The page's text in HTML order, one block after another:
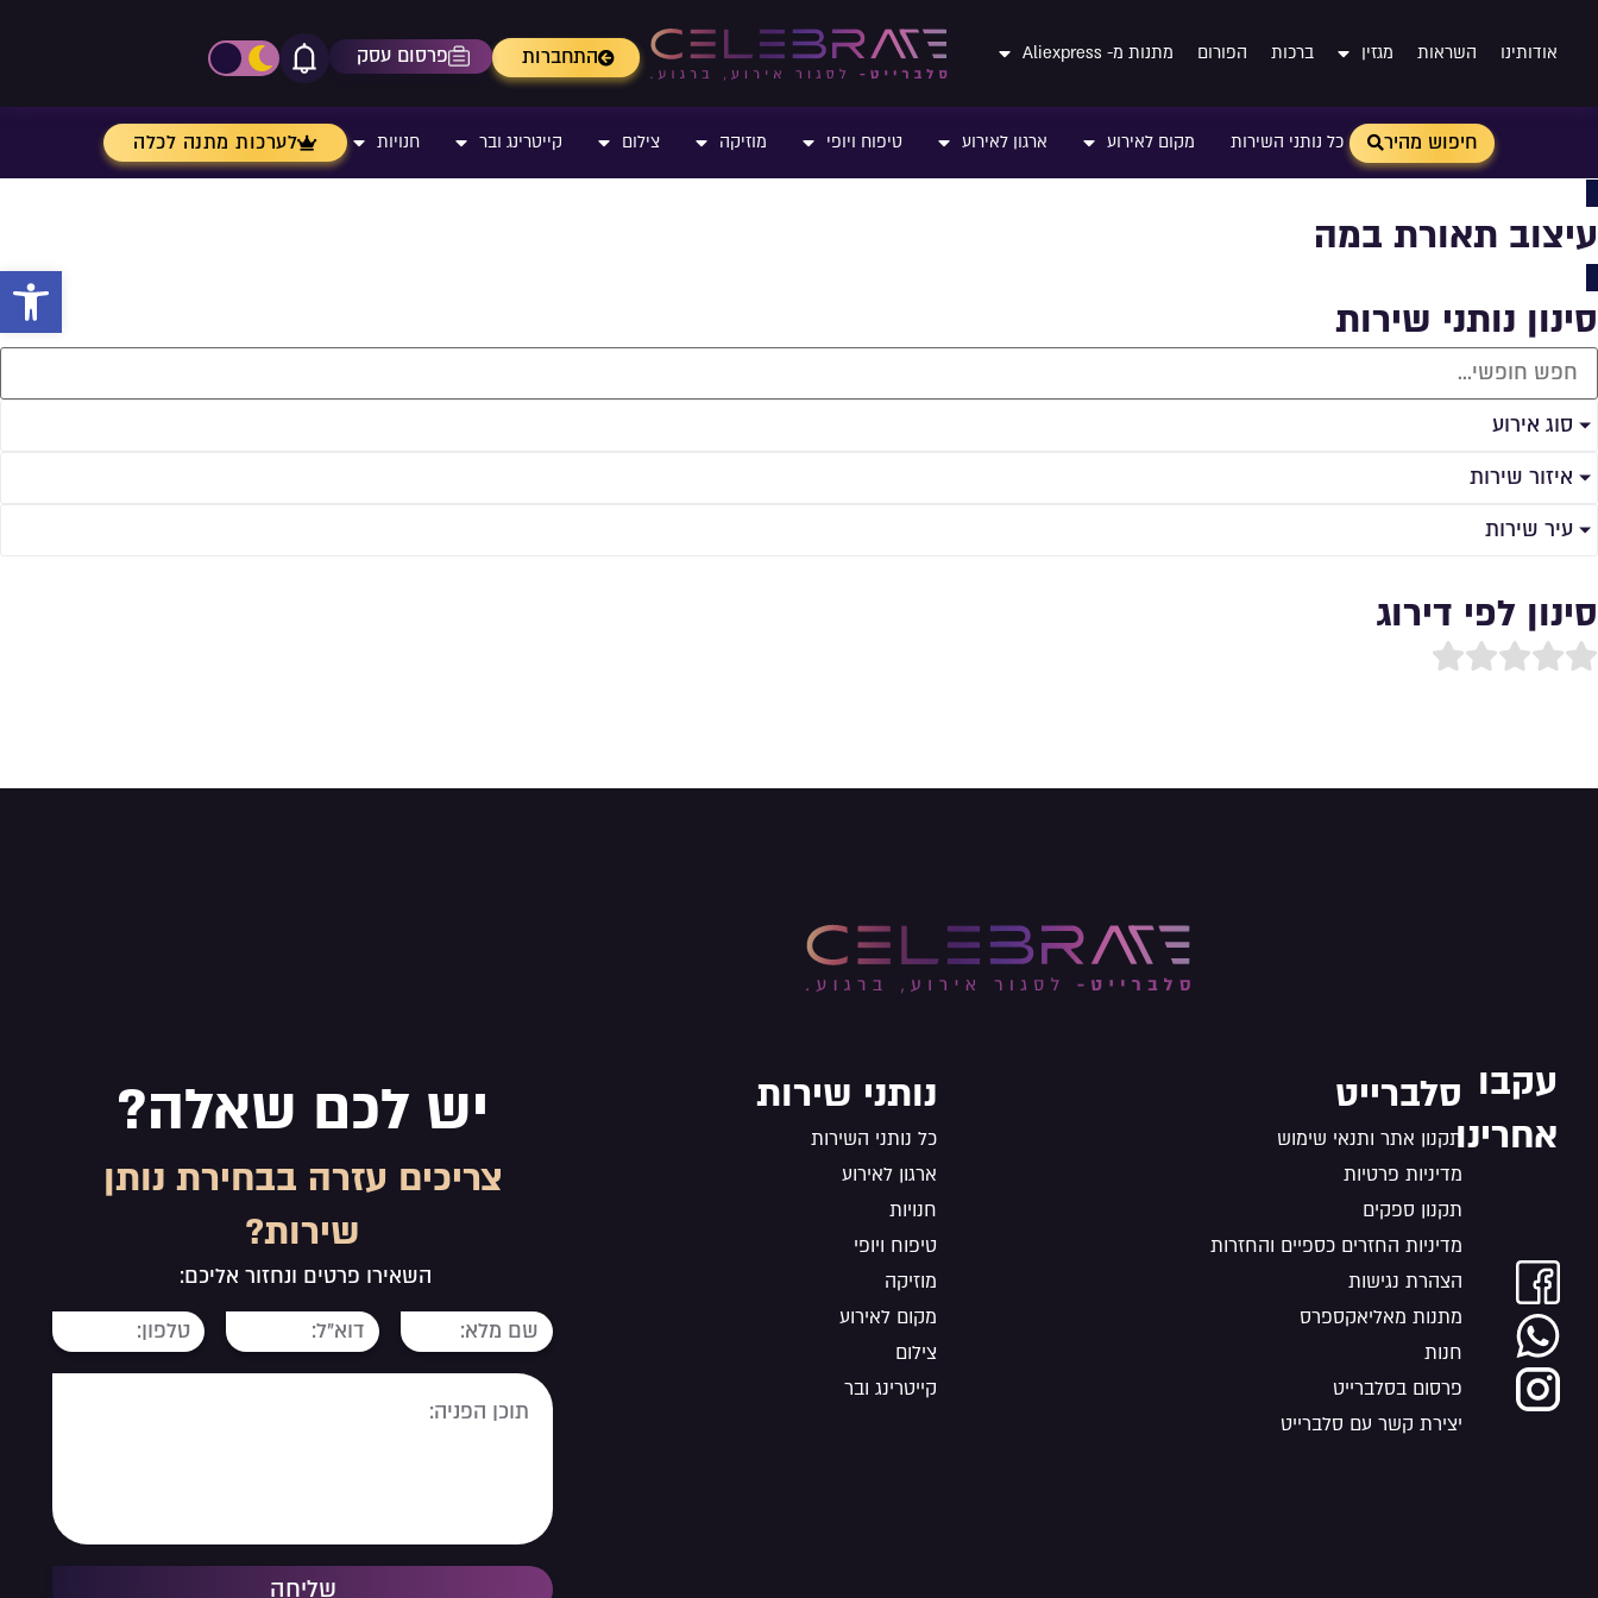
התחברות פרסום עסק
פתיחת\סגירת מרכז
אייקון פעמון
אודותינו השראות מגזין ברכות הפורום מתנות מ- Aliexpress
חיפוש מהיר כל נותני השירות מקום לאירוע ארגון לאירוע טיפוח ויופי מוזיקה צילום קייטרינג ובר חנויות לערכות מתנה לכלה
עיצוב תאורת במה
סינון נותני שירות
סוג אירוע
איזור שירות
עיר שירות
סינון לפי דירוג
עקבו
אחרינו
סלברייט
תקנון אתר ותנאי שימוש
מדיניות פרטיות
תקנון ספקים
מדיניות החזרים כספיים והחזרות
הצהרת נגישות
מתנות מאליאקספרס
חנות
פרסום בסלברייט
יצירת קשר עם סלברייט
נותני שירות
כל נותני השירות
ארגון לאירוע
חנויות
טיפוח ויופי
מוזיקה
מקום לאירוע
צילום
קייטרינג ובר
יש לכם שאלה?
צריכים עזרה בבחירת נותן
שירות?
השאירו פרטים ונחזור אליכם:
שליחה